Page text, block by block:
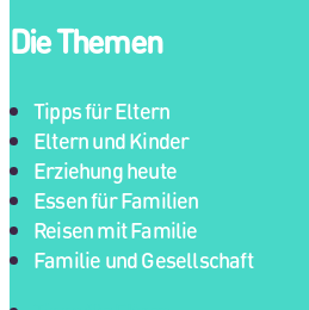
Die Themen
Tipps für Eltern
Eltern und Kinder
Erziehung heute
Essen für Familien
Reisen mit Familie
Familie und Gesellschaft